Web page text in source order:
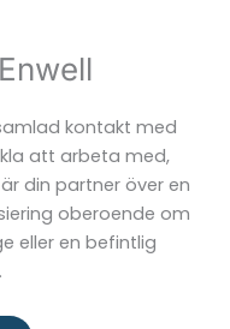
kontakt med
att arbeta med,
din partner över en
oberoende om
eller en befintlig